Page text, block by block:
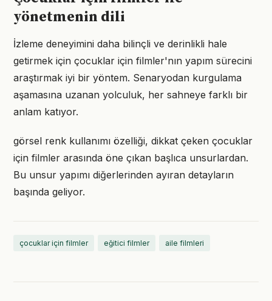
yönetmenin dili
İzleme deneyimini daha bilinçli ve derinlikli hale
getirmek için çocuklar için filmler'nın yapım sürecini
araştırmak iyi bir yöntem. Senaryodan kurgulama
aşamasına uzanan yolculuk, her sahneye farklı bir
anlam katıyor.
görsel renk kullanımı özelliği, dikkat çeken çocuklar
için filmler arasında öne çıkan başlıca unsurlardan.
Bu unsur yapımı diğerlerinden ayıran detayların
başında geliyor.
çocuklar için filmler eğitici filmler aile filmleri